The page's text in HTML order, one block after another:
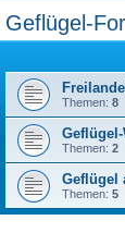
Geflügel-
Themen: 8
Themen: 2
Geflügel
Themen: 5